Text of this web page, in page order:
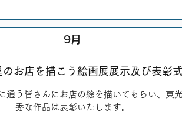
9月
のお店を描こう絵画展展示及び表彰式
通う皆さんにお店の絵を描いてもらい、東
秀な作品は表彰いたします。